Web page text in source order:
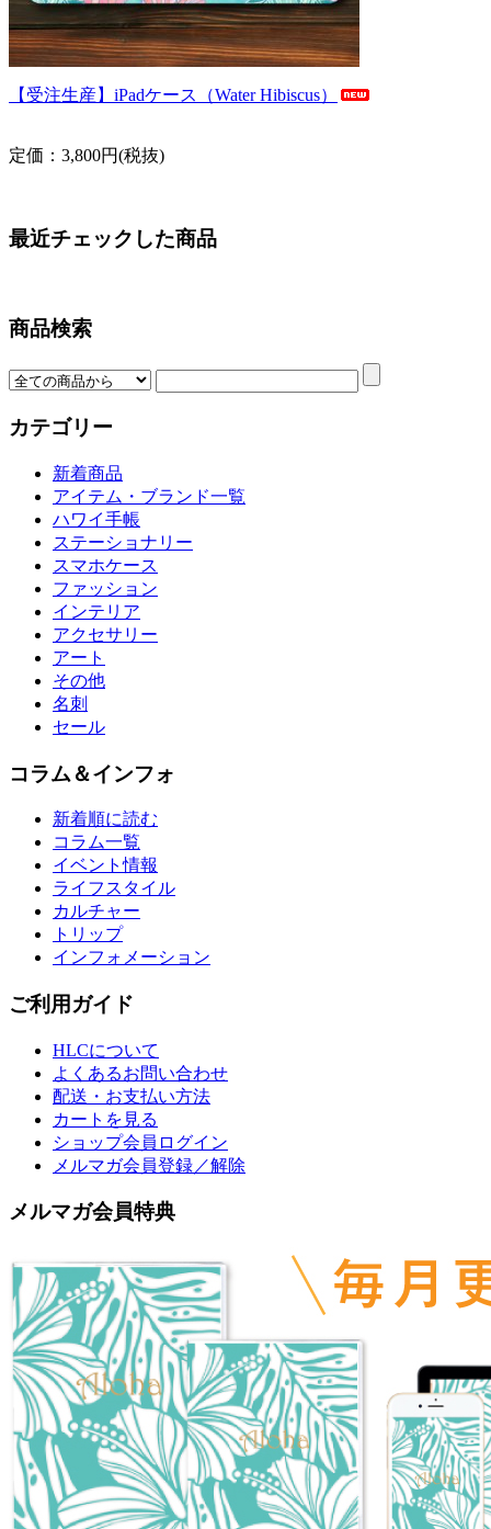
【受注生産】iPadケース（Water Hibiscus）
定価：3,800円(税抜)
最近チェックした商品
商品検索
カテゴリー
新着商品
アイテム・ブランド一覧
ハワイ手帳
ステーショナリー
スマホケース
ファッション
インテリア
アクセサリー
アート
その他
名刺
セール
コラム＆インフォ
新着順に読む
コラム一覧
イベント情報
ライフスタイル
カルチャー
トリップ
インフォメーション
ご利用ガイド
HLCについて
よくあるお問い合わせ
配送・お支払い方法
カートを見る
ショップ会員ログイン
メルマガ会員登録／解除
メルマガ会員特典